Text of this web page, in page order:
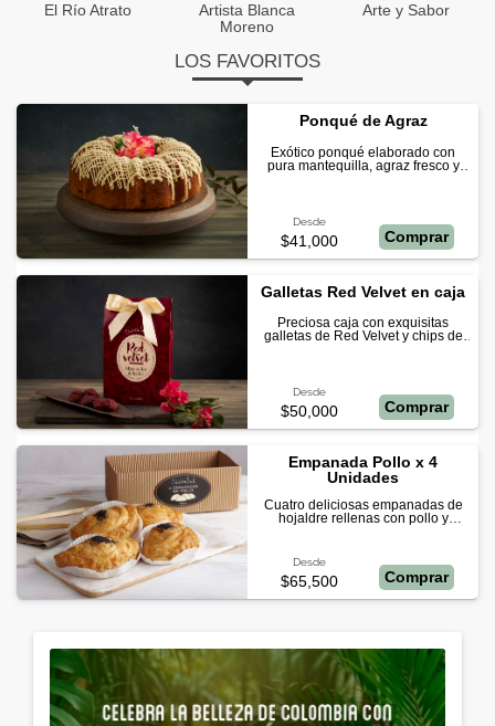
El Río Atrato
Artista Blanca
Moreno
Arte y Sabor
LOS FAVORITOS
Ponqué de Agraz
Exótico ponqué elaborado con
pura mantequilla, agraz fresco y
Desde
$41,000 Comprar
Galletas Red Velvet en caja
Preciosa caja con exquisitas
galletas de Red Velvet y chips de
Desde
$50,000 Comprar
Empanada Pollo x 4
Unidades
Cuatro deliciosas empanadas de
hojaldre rellenas con pollo y
Desde
$65,500 Comprar